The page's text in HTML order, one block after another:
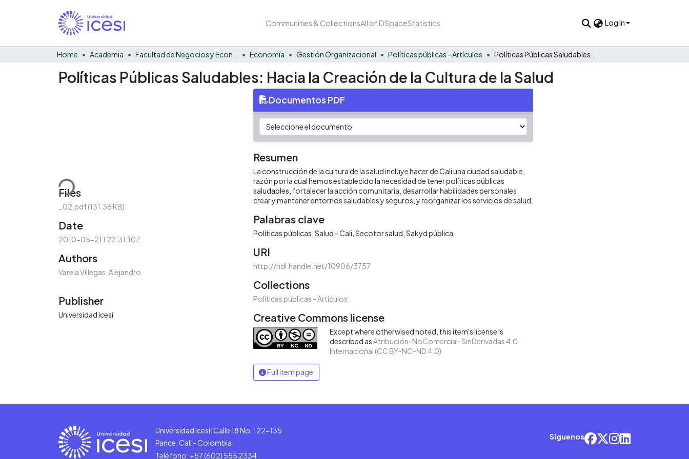
Communities & CollectionsAll of DSpaceStatistics Log In
Home Academia Economía Gestión Organizacional Políticas públicas - Artículos
Políticas Públicas Saludables: Hacia la Creación de la Cultura de la Salud
Loading...
Files
_02.pdf(131.36 KB)
Date
2010-05-21T22:31:10Z
Authors
Varela Villegas, Alejandro
Publisher
Universidad Icesi
Documentos PDF
Resumen
La construcción de la cultura de la salud incluye hacer de Cali una ciudad saludable,
razón por la cual hemos establecido la necesidad de tener políticas públicas
saludables, fortalecer la acción comunitaria, desarrollar habilidades personales,
crear y mantener entornos saludables y seguros, y reorganizar los servicios de salud.
Palabras clave
Políticas públicas Salud - Cali Secotor salud Sakyd pública
URI
http://hdl.handle.net/10906/3757
Collections
Políticas públicas - Artículos
Creative Commons license
Except where otherwised noted, this item's license is
described as Atribución-NoComercial-SinDerivadas 4.0
Internacional (CC BY-NC-ND 4.0)
Full item page
Universidad Icesi: Calle 18 No. 122-135
Pance, Cali - Colombia
Teléfono: +57 (602) 555 2334
Síguenos